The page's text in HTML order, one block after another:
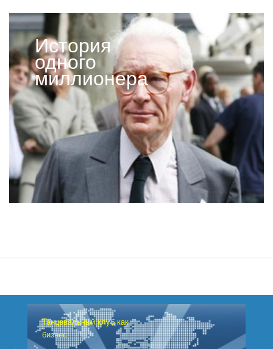
История
одного
миллионера
Танцевальный клуб как
бизнес